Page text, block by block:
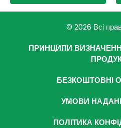
© 2026 Всі
ПРИНЦИПИ
БЕЗКОШТОВНІ
УМОВИ
ПОЛІТИКА